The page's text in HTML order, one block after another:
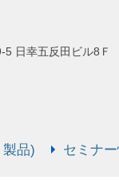
日幸五反田ビル8Ｆ
品) セミナ